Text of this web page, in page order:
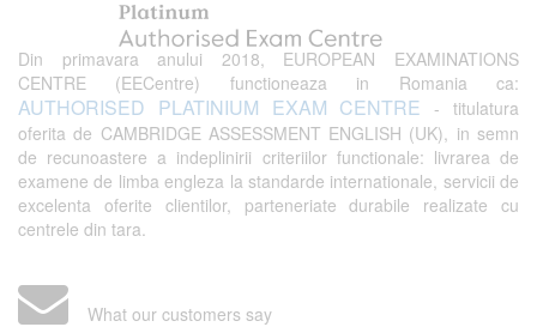
Din primavara anului 2018, EUROPEAN EXAMINATIONS
CENTRE (EECentre) functioneaza in Romania ca:
AUTHORISED PLATINIUM EXAM CENTRE - titulatura
oferita de CAMBRIDGE ASSESSMENT ENGLISH (UK), in semn
de recunoastere a indeplinirii criteriilor functionale: livrarea de
examene de limba engleza la standarde internationale, servicii de
excelenta oferite clientilor, parteneriate durabile realizate cu
centrele din tara.
What our customers say